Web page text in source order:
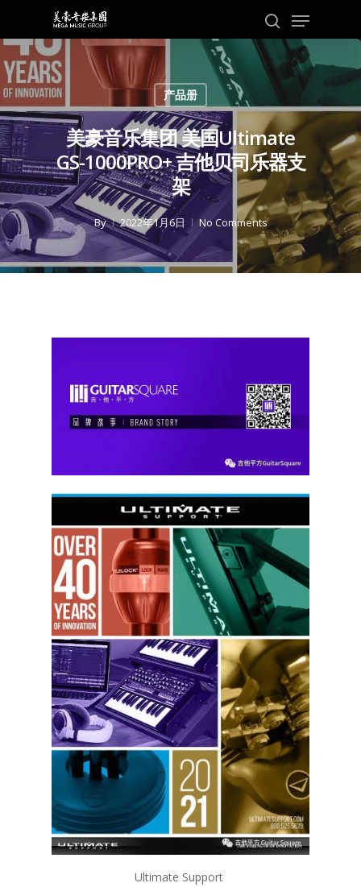
main
content
search
Menu
产品册
美豪音乐集团 美国Ultimate
GS-1000PRO+ 吉他贝司乐器支
架
By 2022年1月6日 No Comments
Ultimate Support